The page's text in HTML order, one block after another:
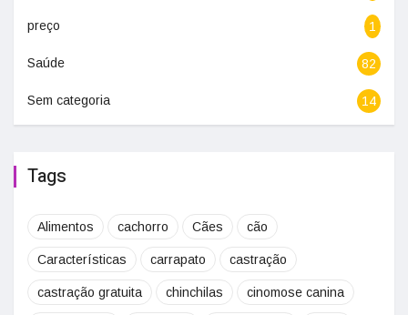
preço 1
Saúde 82
Sem categoria 14
Tags
Alimentos cachorro Cães cão
Características carrapato castração
castração gratuita chinchilas cinomose canina